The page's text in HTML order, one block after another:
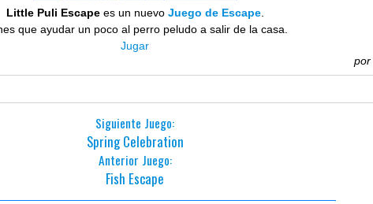
Little Puli Escapees un nuevo Juego de Escape.
que ayudar un poco al perro peludo a salir de la casa.
Jugar
por
Siguiente Juego:
Spring Celebration
Anterior Juego:
Fish Escape